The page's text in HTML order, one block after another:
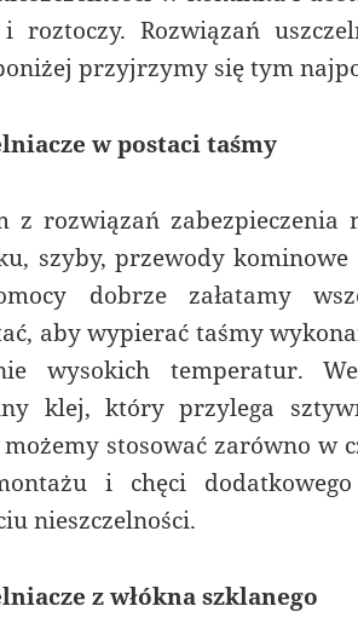
roztoczy. Rozwiązań
przyjrzymy się tym
w postaci taśmy
z rozwiązań
szyby, przewody kominowe
dobrze załatamy
aby wypierać taśmy
wysokich temperatur.
klej, który przylega
możemy stosować zarówno w
i chęci
nieszczelności.
z włókna szklanego